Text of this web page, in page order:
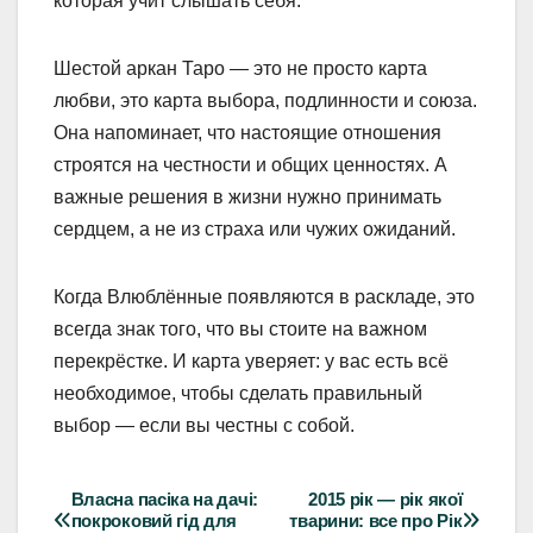
Шестой аркан Таро — это не просто карта
любви, это карта выбора, подлинности и союза.
Она напоминает, что настоящие отношения
строятся на честности и общих ценностях. А
важные решения в жизни нужно принимать
сердцем, а не из страха или чужих ожиданий.
Когда Влюблённые появляются в раскладе, это
всегда знак того, что вы стоите на важном
перекрёстке. И карта уверяет: у вас есть всё
необходимое, чтобы сделать правильный
выбор — если вы честны с собой.
Навігація
2015 рік — рік якої
тварини: все про Рік
Власна пасіка на дачі:
покроковий гід для